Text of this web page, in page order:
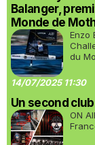
Balanger,
Monde de
Enzo
du
14/07/2025 11:30
Un second
ON